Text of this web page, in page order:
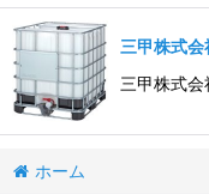
三甲株式
三甲株式
ホーム